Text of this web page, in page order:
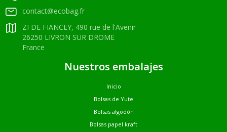
contact@ecobag.fr
ZI DE FIANCEY, 490 rue de l'Avenir
26250 LIVRON SUR DROME
France
Nuestros embalajes
Inicio
Bolsas de Yute
Bolsas algodón
Bolsas papel kraft